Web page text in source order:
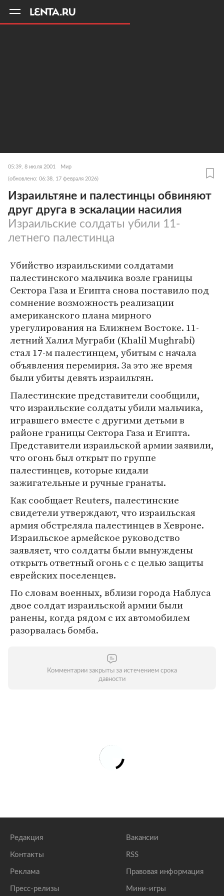
05:39, 8 июля 2001 Мир
(обновлено: 06:38, 17 февраля 2026)
Израильтяне и палестинцы обвиняют
друг друга в эскалации насилия
Израильские солдаты убили 11-
летнего палестинца
Убийство израильскими солдатами
палестинского мальчика возле границы
Сектора Газа и Египта снова поставило под
сомнение возможность реализации
американского плана мирного
урегулирования на Ближнем Востоке. 11-
летний Халил Муграби (Khalil Mughrabi)
стал 17-м палестинцем, убитым с начала
объявления перемирия. За это же время
были убиты девять израильтян.
Палестинские представители сообщили,
что израильские солдаты убили мальчика,
игравшего вместе с другими детьми в
районе границы Сектора Газа и Египта.
Представители израильской армии заявили,
что огонь был открыт по группе
палестинцев, которые кидали
зажигательные и ручные гранаты.
Как сообщает Reuters, палестинские
свидетели утверждают, что израильская
армия обстреляла палестинцев в Хевроне.
Израильское армейское руководство
заявляет, что солдаты были вынуждены
открыть ответный огонь c с целью защиты
еврейских поселенцев.
По словам военных, вблизи города Наблуса
двое солдат израильской армии были
ранены, когда рядом с их автомобилем
разорвалась бомба.
Комментарии закрыты за истечением срока
давности
Редакция
Контакты
Реклама
Пресс-релизы
Вакансии
RSS
Правовая информация
Мини-игры